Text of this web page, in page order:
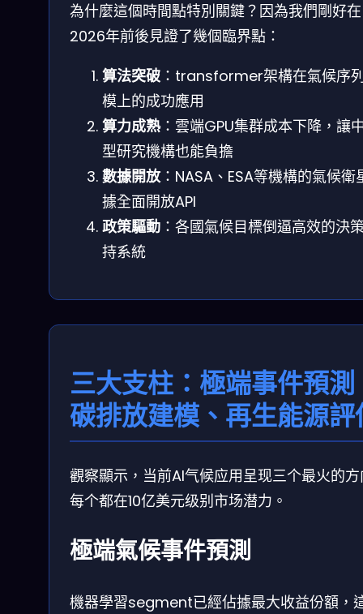
為什麼這個時間點特別關鍵？因為我們剛好在
2026年前後見證了幾個臨界點：
算法突破 ：transformer架構在氣候序
模上的成功應用
算力成熟：雲端GPU集群成本下降，讓
型研究機構也能負擔
數據開放：NASA、ESA等機構的氣候衛
據全面開放API
政策驅動 ：各國氣候目標倒逼高效的決
持系統
三大支柱：極端事件預測
碳排放建模、再生能源評
觀察顯示，当前AI气候应用呈现三个最火的
每个都在10亿美元级别市场潜力。
極端氣候事件預測
機器學習segment已經佔據最大收益份額，